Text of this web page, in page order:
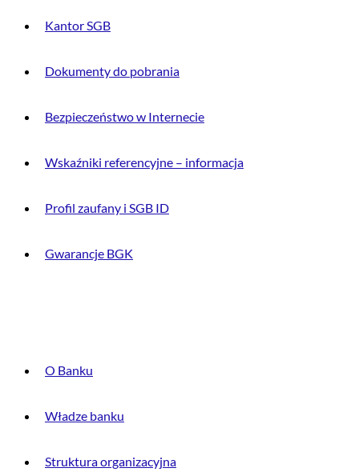
Kantor SGB
Dokumenty do pobrania
Bezpieczeństwo w Internecie
Wskaźniki referencyjne – informacja
Profil zaufany i SGB ID
Gwarancje BGK
O Banku
Władze banku
Struktura organizacyjna